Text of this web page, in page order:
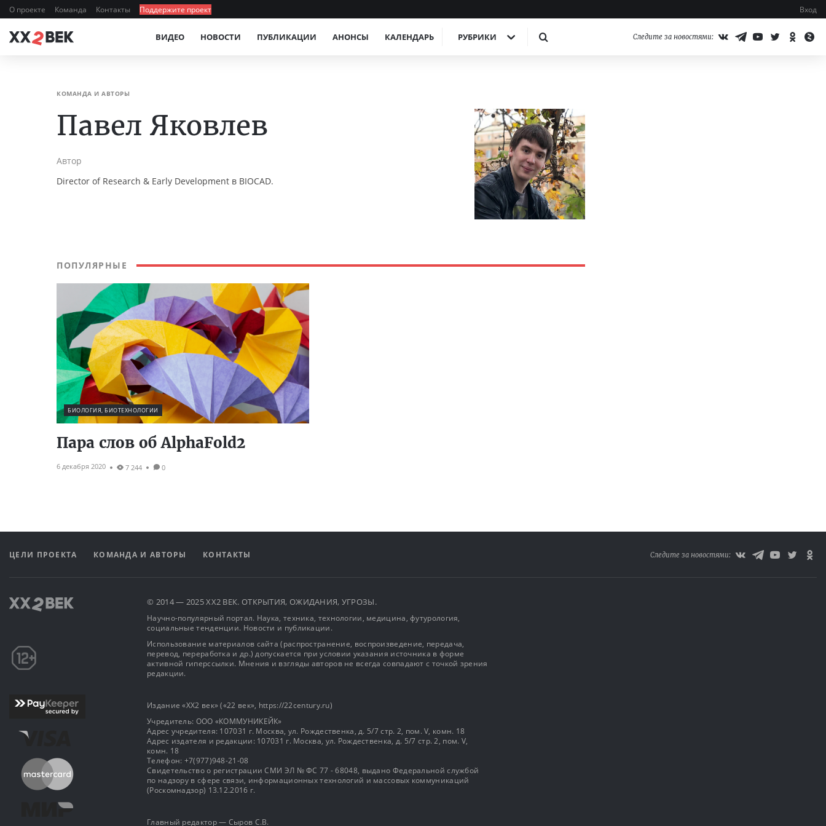
О проекте Команда Контакты Поддержите проект Вход
ВИДЕО НОВОСТИ ПУБЛИКАЦИИ АНОНСЫ КАЛЕНДАРЬ РУБРИКИ Следите за новостями:
КОМАНДА И АВТОРЫ
Павел Яковлев
Автор
Director of Research & Early Development в BIOCAD.
ПОПУЛЯРНЫЕ
БИОЛОГИЯ, БИОТЕХНОЛОГИИ
Пара слов об AlphaFold2
6 декабря 2020 7 244 0
ЦЕЛИ ПРОЕКТА КОМАНДА И АВТОРЫ КОНТАКТЫ Следите за новостями:
© 2014 — 2025 XX2 ВЕК. ОТКРЫТИЯ, ОЖИДАНИЯ, УГРОЗЫ.
Научно-популярный портал. Наука, техника, технологии, медицина, футурология,
социальные тенденции. Новости и публикации.
Использование материалов сайта (распространение, воспроизведение, передача,
перевод, переработка и др.) допускается при условии указания источника в форме
активной гиперссылки. Мнения и взгляды авторов не всегда совпадают с точкой зрения
редакции.
Издание «XX2 век» («22 век», https://22century.ru)
Учредитель: OOO «КОММУНИКЕЙК»
Адрес учредителя: 107031 г. Москва, ул. Рождественка, д. 5/7 стр. 2, пом. V, комн. 18
Адрес издателя и редакции: 107031 г. Москва, ул. Рождественка, д. 5/7 стр. 2, пом. V,
комн. 18
Телефон: +7(977)948-21-08
Свидетельство о регистрации СМИ ЭЛ № ФС 77 - 68048, выдано Федеральной службой
по надзору в сфере связи, информационных технологий и массовых коммуникаций
(Роскомнадзор) 13.12.2016 г.
Главный редактор — Сыров С.В.